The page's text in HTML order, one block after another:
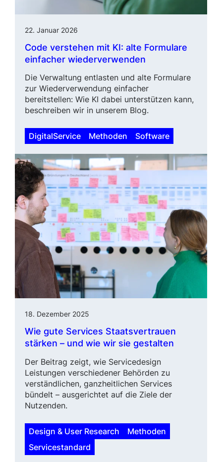
22. Januar 2026
Code verstehen mit KI: alte Formulare
einfacher wieder­verwenden
Die Verwaltung entlasten und alte Formulare
zur Wiederverwendung einfacher
bereitstellen: Wie KI dabei unterstützen kann,
beschreiben wir in unserem Blog.
DigitalService Methoden Software
18. Dezember 2025
Wie gute Services Staatsver­trauen
stärken – und wie wir sie gestalten
Der Beitrag zeigt, wie Servicedesign
Leistungen verschiede­ner Behörden zu
verständlichen, ganzheitlichen Services
bündelt – ausgerichtet auf die Ziele der
Nutzenden.
Design & User Research
Methoden
Servicestandard